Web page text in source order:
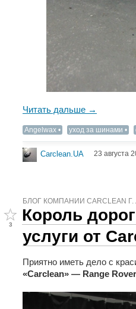
Читать дальше →
Angelwax уход за шинами
Carclean.UA 23 августа
БЛОГ КОМПАНИИ СARCLEAN Г.
3
Король
услуги от
Приятно иметь дело с
«Carclean» — Range